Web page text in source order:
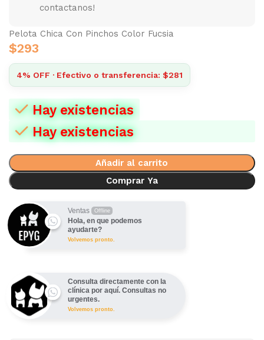
contactanos!
Pelota Chica Con Pinchos Color Fucsia
$293
4% OFF · Efectivo o transferencia: $281
Hay existencias
Hay existencias
Añadir al carrito
Comprar Ya
Ventas Offline
Hola, en que podemos
ayudarte?
Volvemos pronto.
Consulta directamente con la
clínica por aquí. Consultas no
urgentes.
Volvemos pronto.